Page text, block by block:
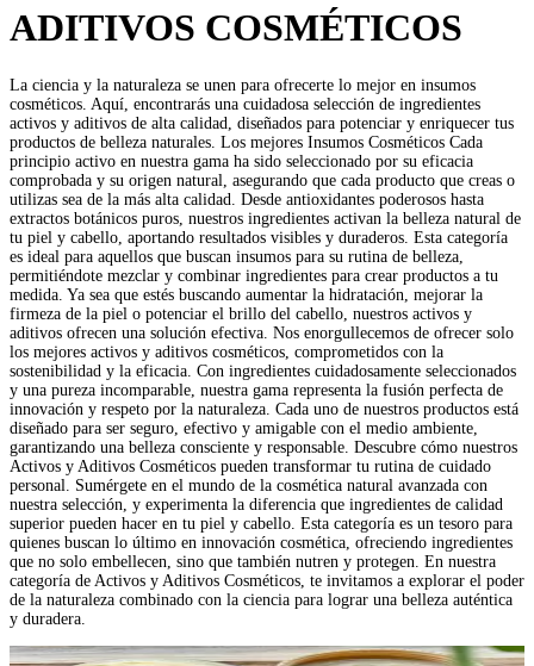
ADITIVOS COSMÉTICOS
La ciencia y la naturaleza se unen para ofrecerte lo mejor en insumos
cosméticos. Aquí, encontrarás una cuidadosa selección de ingredientes
activos y aditivos de alta calidad, diseñados para potenciar y enriquecer tus
productos de belleza naturales. Los mejores Insumos Cosméticos Cada
principio activo en nuestra gama ha sido seleccionado por su eficacia
comprobada y su origen natural, asegurando que cada producto que creas o
utilizas sea de la más alta calidad. Desde antioxidantes poderosos hasta
extractos botánicos puros, nuestros ingredientes activan la belleza natural de
tu piel y cabello, aportando resultados visibles y duraderos. Esta categoría
es ideal para aquellos que buscan insumos para su rutina de belleza,
permitiéndote mezclar y combinar ingredientes para crear productos a tu
medida. Ya sea que estés buscando aumentar la hidratación, mejorar la
firmeza de la piel o potenciar el brillo del cabello, nuestros activos y
aditivos ofrecen una solución efectiva. Nos enorgullecemos de ofrecer solo
los mejores activos y aditivos cosméticos, comprometidos con la
sostenibilidad y la eficacia. Con ingredientes cuidadosamente seleccionados
y una pureza incomparable, nuestra gama representa la fusión perfecta de
innovación y respeto por la naturaleza. Cada uno de nuestros productos está
diseñado para ser seguro, efectivo y amigable con el medio ambiente,
garantizando una belleza consciente y responsable. Descubre cómo nuestros
Activos y Aditivos Cosméticos pueden transformar tu rutina de cuidado
personal. Sumérgete en el mundo de la cosmética natural avanzada con
nuestra selección, y experimenta la diferencia que ingredientes de calidad
superior pueden hacer en tu piel y cabello. Esta categoría es un tesoro para
quienes buscan lo último en innovación cosmética, ofreciendo ingredientes
que no solo embellecen, sino que también nutren y protegen. En nuestra
categoría de Activos y Aditivos Cosméticos, te invitamos a explorar el poder
de la naturaleza combinado con la ciencia para lograr una belleza auténtica
y duradera.